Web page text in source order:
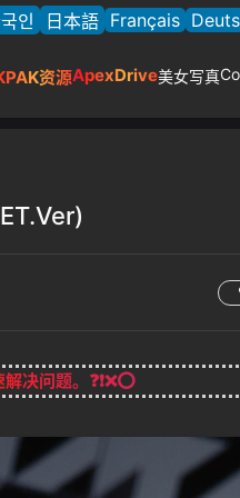
인 日本語 Français
资源ApexDrive美女写真
决问题。❓❗❌⭕